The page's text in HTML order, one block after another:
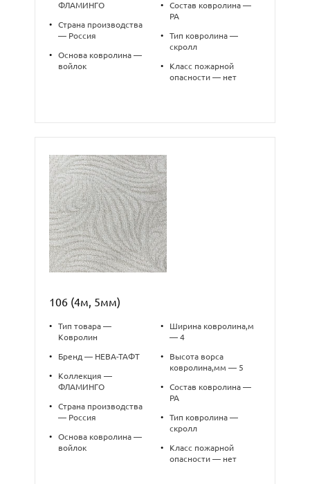
ФЛАМИНГО
•
Страна производства
— Россия
•
Основа ковролина —
войлок
•
Состав ковролина —
PA
•
Тип ковролина —
скролл
•
Класс пожарной
опасности — нет
106 (4м, 5мм)
•
Тип товара —
Ковролин
• Бренд — НЕВА-ТАФТ
•
Коллекция —
ФЛАМИНГО
•
Страна производства
— Россия
•
Основа ковролина —
войлок
•
Ширина ковролина,м
— 4
•
Высота ворса
ковролина,мм — 5
•
Состав ковролина —
PA
•
Тип ковролина —
скролл
•
Класс пожарной
опасности — нет